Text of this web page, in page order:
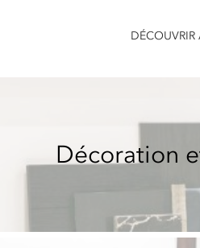
DÉCOUVRIR
Décoration